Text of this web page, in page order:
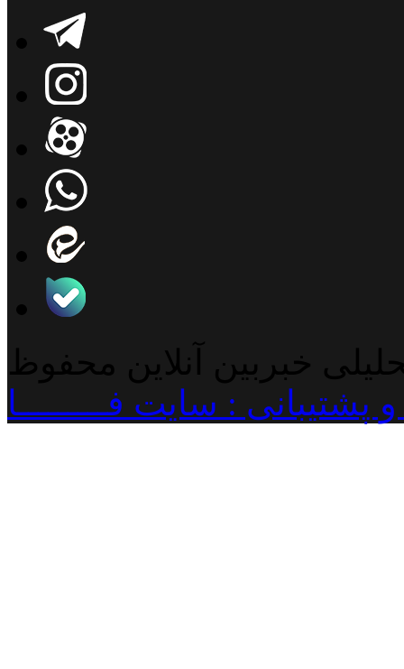
خبربین آنلاین محفوظ
: سایت فـــــــــا